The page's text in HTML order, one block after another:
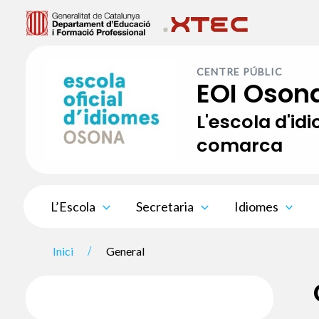
CENTRE PÚBLIC
EOI
L'escola
comarca
L’Escola Secretaria Idiomes
Inici General